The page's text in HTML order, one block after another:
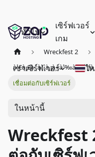
ทั่วไป
เซิร์ฟเวอร์
เกม
เช่าเซิร์ฟเวอร์ ไ
Wreckfest 2
เชื่อมต่อกับเซิร์ฟเวอร์
ในหน้านี้
Wreckfest